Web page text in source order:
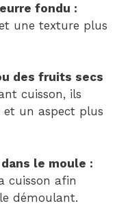
fondu :
une texture plus
des fruits secs
cuisson, ils
un aspect plus
le moule :
cuisson afin
démoulant.